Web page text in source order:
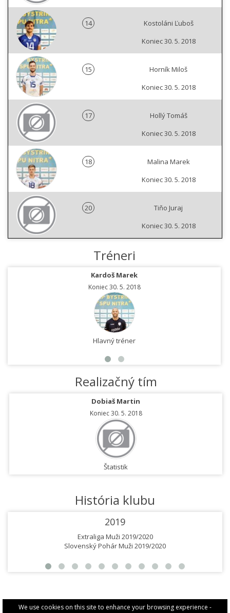
We use cookies on this site to enhance your browsing experience -
14
Kostoláni Ľuboš
Koniec 30. 5. 2018
15
Horník Miloš
Koniec 30. 5. 2018
17
Hollý Tomáš
Koniec 30. 5. 2018
18
Malina Marek
Koniec 30. 5. 2018
20
Tiňo Juraj
Koniec 30. 5. 2018
Tréneri
Kardoš Marek
Koniec 30. 5. 2018
Hlavný tréner
Realizačný tím
Dobiaš Martin
Koniec 30. 5. 2018
Štatistik
História klubu
2019
Extraliga Muži 2019/2020
Slovenský Pohár Muži 2019/2020